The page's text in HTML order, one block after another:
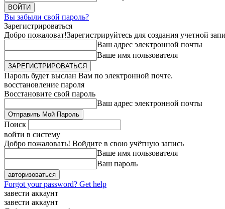
Вы забыли свой пароль?
Зарегистрироваться
Добро пожаловат!Зарегистрируйтесь для создания учетной
Ваш адрес электронной почты
Ваше имя пользователя
Пароль будет выслан Вам по электронной почте.
восстановление пароля
Восстановите свой пароль
Ваш адрес электронной почты
Поиск
войти в систему
Добро пожаловать! Войдите в свою учётную запись
Ваше имя пользователя
Ваш пароль
Forgot your password? Get help
завести аккаунт
завести аккаунт